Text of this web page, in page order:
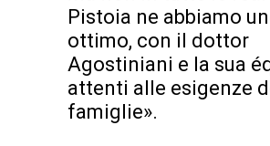
Pistoia ne abbiamo
ottimo, con il dottor
Agostiniani e la sua
attenti alle esigenze
famiglie».